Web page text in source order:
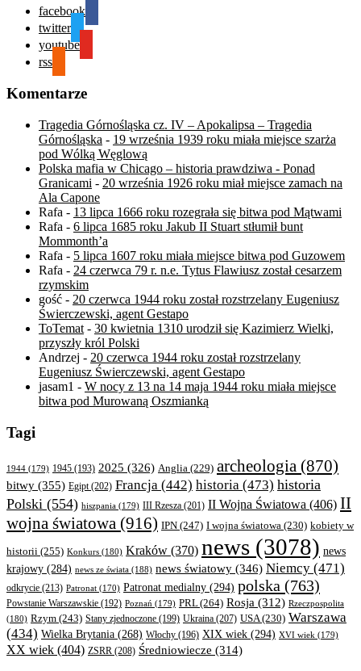
facebook
twitter
youtube
rss
Komentarze
Tragedia Górnośląska cz. IV – Apokalipsa – Tragedia
Górnośląska - 19 września 1939 roku miała miejsce szarża
pod Wólką Węglową
Polska mafia w Chicago – historia prawdziwa - Ponad
Granicami - 20 września 1926 roku miał miejsce zamach na
Ala Capone
Rafa - 13 lipca 1666 roku rozegrała się bitwa pod Mątwami
Rafa - 6 lipca 1685 roku Jakub II Stuart stłumił bunt
Mommonth’a
Rafa - 5 lipca 1607 roku miała miejsce bitwa pod Guzowem
Rafa - 24 czerwca 79 r. n.e. Tytus Flawiusz został cesarzem
rzymskim
gość - 20 czerwca 1944 roku został rozstrzelany Eugeniusz
Świerczewski, agent Gestapo
ToTemat - 30 kwietnia 1310 urodził się Kazimierz Wielki,
przyszły król Polski
Andrzej - 20 czerwca 1944 roku został rozstrzelany
Eugeniusz Świerczewski, agent Gestapo
jasam1 - W nocy z 13 na 14 maja 1944 roku miała miejsce
bitwa pod Murowaną Oszmianką
Tagi
1944 (179) 1945 (193) 2025 (326) Anglia (229) archeologia (870)
bitwy (355) Egipt(202) Francja (442) historia (473) historia
Polski (554) hiszpania (179) III Rzesza (201) II Wojna Światowa (406) II
wojna światowa (916) IPN (247) I wojna światowa (230) kobiety w
historii (255) Konkurs (180) Kraków (370) news (3078) news
krajowy (284) news ze świata (188) news światowy (346) Niemcy (471)
odkrycie (213) Patronat (170) Patronat medialny (294) polska (763)
Powstanie Warszawskie (192) Poznań (179) PRL(264) Rosja (312) Rzeczpospolita
(180) Rzym (243) Stany zjednoczone (199) Ukraina (207) USA(230) Warszawa
(434) Wielka Brytania (268) Włochy (196) XIX wiek (294) XVI wiek (179)
XX wiek (404) ZSRR (208) Średniowiecze (314)